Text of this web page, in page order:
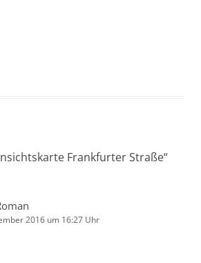
Frankfurter Straße“
2016 um 16:27 Uhr